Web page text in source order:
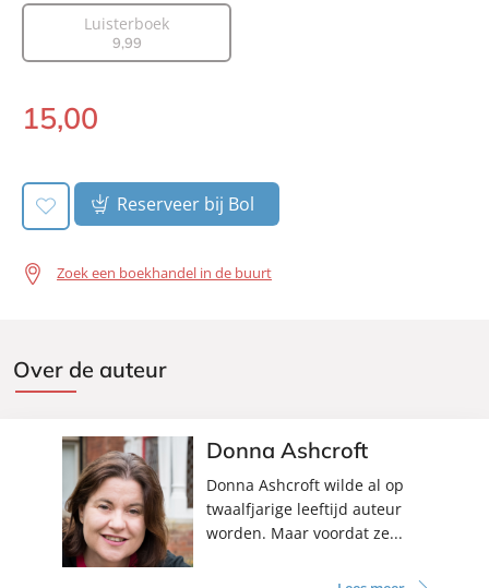
Prijs:
15,00
Aantal pagina's:
Verschijningsdatum:
Luisterboek
9,99
Paperback:
15,00
Reserveer bij Bol
Zoek een boekhandel in de buurt
Over de auteur
Donna Ashcroft
Donna Ashcroft wilde al op
twaalfjarige leeftijd auteur
worden. Maar voordat ze...